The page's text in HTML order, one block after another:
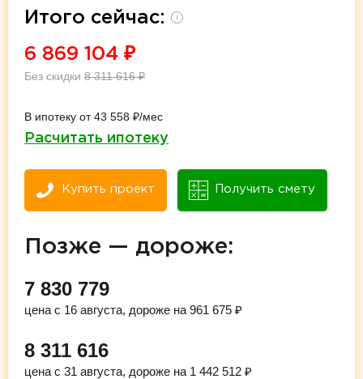
Итого сейчас: i
6 869 104 ₽
Без скидки 8 311 616₽
В ипотеку от 43 558 ₽/мес
Расчитать ипотеку
Купить проект Получить смету
Позже — дороже:
7 830 779
цена с 16 августа, дороже на 961 675 ₽
8 311 616
цена с 31 августа, дороже на 1 442 512 ₽